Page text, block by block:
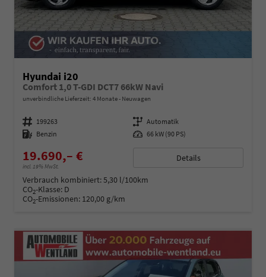
Hyundai i20
Comfort 1,0 T-GDI DCT7 66kW Navi
unverbindliche Lieferzeit: 4 Monate Neuwagen
Fahrzeugnummer 199263 Getriebe Automatik
Kraftstoff Benzin Leistung 66 kW (90 PS)
19.690,– €
incl. 19% MwSt.
Details
Verbrauch kombiniert:5,30 l/100km
CO2-Klasse: D
CO2-Emissionen: 120,00 g/km